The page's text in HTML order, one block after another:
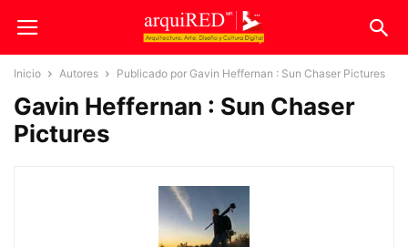
Inicio Autores Publicado por Gavin Heffernan : Sun Chaser Pictures
Gavin Heffernan : Sun Chaser
Pictures